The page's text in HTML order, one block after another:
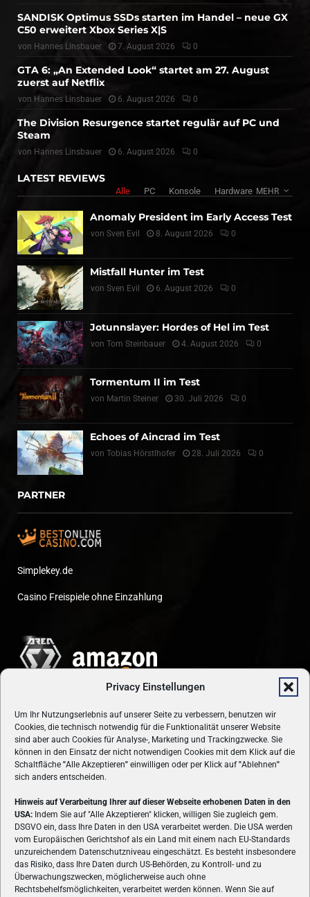
Privacy Einstellungen
Um Ihr Nutzungserlebnis auf unserer Seite zu verbessern, benutzen wir
Cookies, die technisch notwendig für die Funktionalität unserer Website
sind aber auch Cookies für Analyse-, Marketing und Trackingzwecke. Sie
können in den Einsatz der nicht notwendigen Cookies mit dem Klick auf die
Schaltfläche "Alle Akzeptieren" einwilligen oder per Klick auf"Ablehnen"
sich anders entscheiden.
Hinweis auf Verarbeitung Ihrer auf dieser Webseite erhobenen Daten in den
USA: Indem Sie auf "Alle Akzeptieren" klicken, willigen Sie zugleich gem.
DSGVO ein, dass Ihre Daten in den USA verarbeitet werden. Die USA werden
vom Europäischen Gerichtshof als ein Land mit einem nach EU-Standards
unzureichendem Datenschutzniveau eingeschätzt. Es besteht insbesondere
das Risiko, dass Ihre Daten durch US-Behörden, zu Kontroll- und zu
Überwachungszwecken, möglicherweise auch ohne
Rechtsbehelfsmöglichkeiten, verarbeitet werden können. Wenn Sie auf
SANDISK Optimus SSDs starten im Handel – neue GX
C50 erweitert Xbox Series X|S
von Hannes Linsbauer 7. August 2026 0
GTA 6: „An Extended Look“ startet am 27. August
zuerst auf Netflix
von Hannes Linsbauer 6. August 2026 0
The Division Resurgence startet regulär auf PC und
Steam
von Hannes Linsbauer 6. August 2026 0
LATEST REVIEWS
Alle PC Konsole Hardware MEHR
Anomaly President im Early Access Test
von Sven Evil 8. August 2026 0
Mistfall Hunter im Test
von Sven Evil 6. August 2026 0
Jotunnslayer: Hordes of Hel im Test
von Tom Steinbauer 4. August 2026 0
Tormentum II im Test
von Martin Steiner 30. Juli 2026 0
Echoes of Aincrad im Test
von Tobias Hörstlhofer 28. Juli 2026 0
PARTNER
Simplekey.de
Casino Freispiele ohne Einzahlung
ÜBER UNS
VON GAMERN, FÜR GAMER! Gamers.at ist das älteste Online-
Spielemagazin Österreichs und bringt täglich aktuelle News,
Reviews und Videos zu PC- und Konsolenspielen, Gaming-
Hardware und aus der Welt des e-Sport's.